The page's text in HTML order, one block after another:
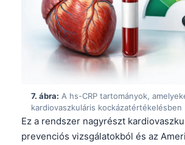
7. ábra: A hs-CRP tartományok,
kardiovaszkuláris kockázatértékelésben
Ez a rendszer nagyrészt
prevenciós vizsgálatokból és az
Türkçe
简体中文
فارسی
Български
Dansk
Nederlands